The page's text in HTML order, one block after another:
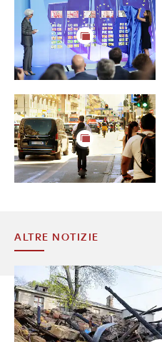
ALTRE NOTIZIE